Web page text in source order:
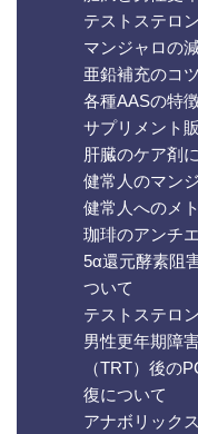
テストステロ
マンジャロの
亜鉛補充のコツ
各種AASの特
サプリメント
肝臓のケア剤
健常人のマン
健常人へのメ
珈琲のアンチ
5α還元酵素阻
ついて
テストステロ
男性更年期障
（TRT）後の
復について
アナボリック